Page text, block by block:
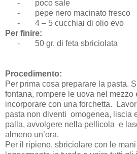
-
poco sale
-
pepe nero macinato fresco
-
4 – 5 cucchiai di olio evo
Per finire:
-
50 gr. di feta sbriciolata
Procedimento:
Per prima cosa preparare la pasta.
fontana, rompere le uova nel mezzo
incorporare con una forchetta.
pasta non diventi omogenea, liscia
palla, avvolgere nella pellicola e
almeno un’ora.
Per il ripieno, sbriciolare con le